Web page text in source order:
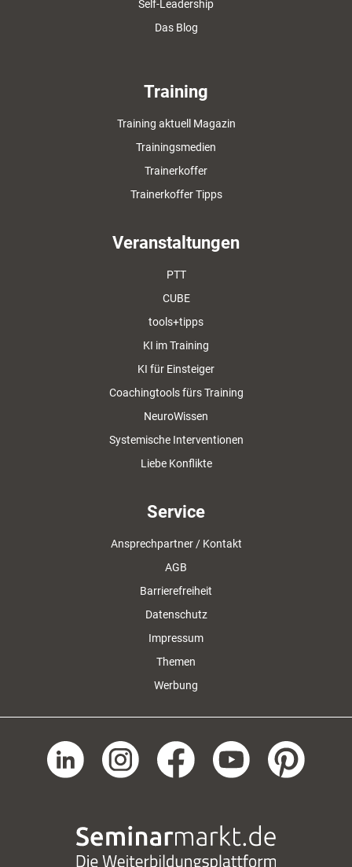
Self-Leadership
Das Blog
Training
Training aktuell Magazin
Trainingsmedien
Trainerkoffer
Trainerkoffer Tipps
Veranstaltungen
PTT
CUBE
tools+tipps
KI im Training
KI für Einsteiger
Coachingtools fürs Training
NeuroWissen
Systemische Interventionen
Liebe Konflikte
Service
Ansprechpartner / Kontakt
AGB
Barrierefreiheit
Datenschutz
Impressum
Themen
Werbung